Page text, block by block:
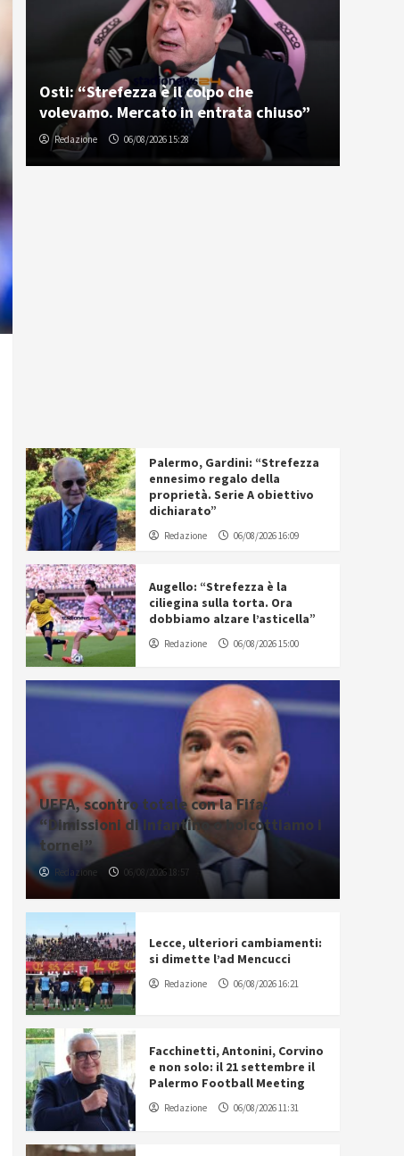
Osti: “Strefezza è il colpo che
volevamo. Mercato in entrata chiuso”
Redazione 06/08/2026 15:28
Palermo, Gardini: “Strefezza
ennesimo regalo della
proprietà. Serie A obiettivo
dichiarato”
Redazione 06/08/2026 16:09
Augello: “Strefezza è la
ciliegina sulla torta. Ora
dobbiamo alzare l’asticella”
Redazione 06/08/2026 15:00
UEFA, scontro totale con la Fifa:
“Dimissioni di Infantino o boicottiamo i
tornei”
Redazione 06/08/2026 18:57
Lecce, ulteriori cambiamenti:
si dimette l’ad Mencucci
Redazione 06/08/2026 16:21
Facchinetti, Antonini, Corvino
e non solo: il 21 settembre il
Palermo Football Meeting
Redazione 06/08/2026 11:31